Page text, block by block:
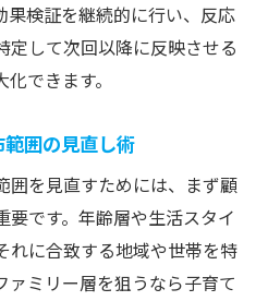
果検証を継続的に行い、反応
定して次回以降に反映させる
できます。
囲の見直し術
囲を見直すためには、まず顧
です。年齢層や生活スタイ
れに合致する地域や世帯を特
ァミリー層を狙うなら子育て